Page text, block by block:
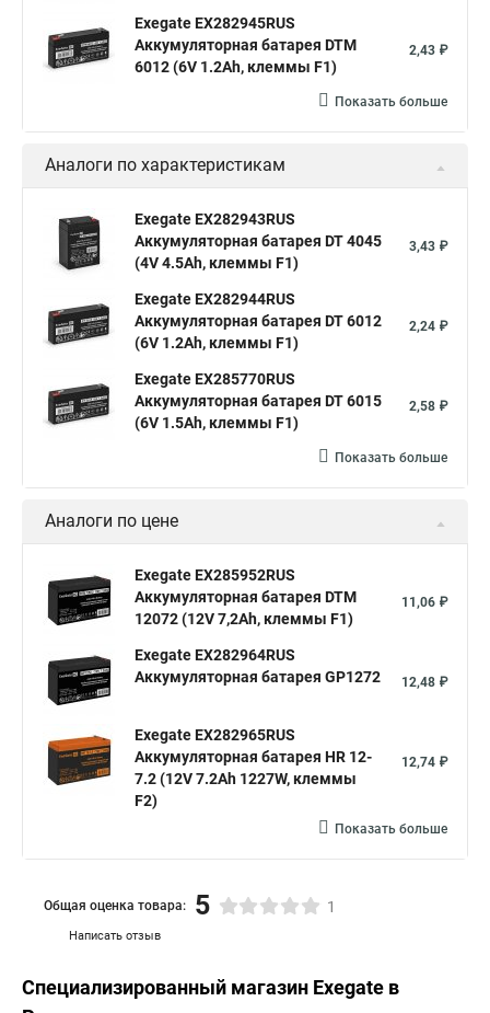
Exegate EX282945RUS
Аккумуляторная батарея DTM
6012 (6V 1.2Ah, клеммы F1)
2,43 ₽
Показать больше
Аналоги по характеристикам
Exegate EX282943RUS
Аккумуляторная батарея DT 4045
(4V 4.5Ah, клеммы F1)
3,43 ₽
Exegate EX282944RUS
Аккумуляторная батарея DT 6012
(6V 1.2Ah, клеммы F1)
2,24 ₽
Exegate EX285770RUS
Аккумуляторная батарея DT 6015
(6V 1.5Ah, клеммы F1)
2,58 ₽
Показать больше
Аналоги по цене
Exegate EX285952RUS
Аккумуляторная батарея DTM
12072 (12V 7,2Ah, клеммы F1)
11,06 ₽
Exegate EX282964RUS
Аккумуляторная батарея GP1272
12,48 ₽
Exegate EX282965RUS
Аккумуляторная батарея HR 12-
7.2 (12V 7.2Ah 1227W, клеммы
F2)
12,74 ₽
Показать больше
Написать отзыв
Общая оценка товара: 5 1
Специализированный магазин Exegate в